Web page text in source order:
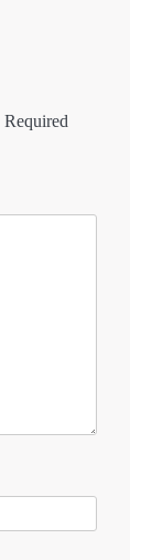
Required